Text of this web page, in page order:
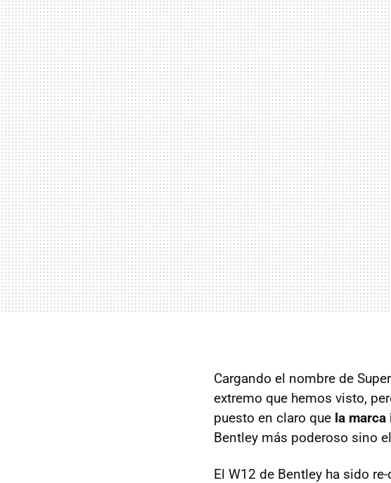
Cargando el nombre de
extremo que hemos visto,
puesto en claro que la marca
Bentley más poderoso sino
El W12 de Bentley ha sido